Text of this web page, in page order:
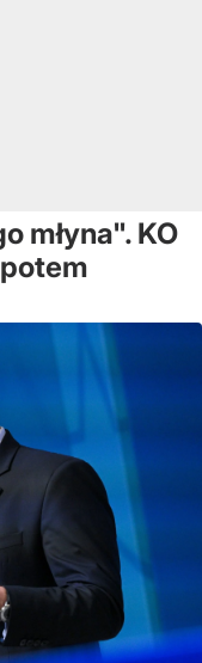
młyna". KO